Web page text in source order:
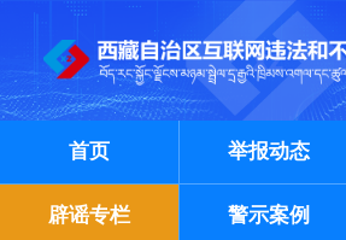
首页 举报动态
辟谣专栏 警示案例